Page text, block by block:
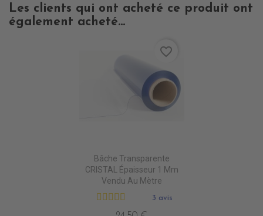
Les clients qui ont acheté ce produit ont
également acheté...
Bâche Transparente
CRISTAL Épaisseur 1 Mm
Vendu Au Mètre
3 avis
favorite_border